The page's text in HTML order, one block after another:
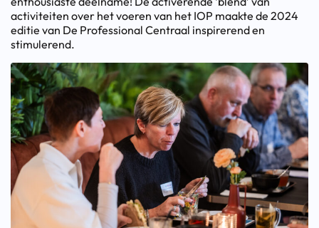
activiteiten over het voeren van het IOP maakte de 2024
editie van De Professional Centraal inspirerend en
stimulerend.
Bekijk afbeelding groter